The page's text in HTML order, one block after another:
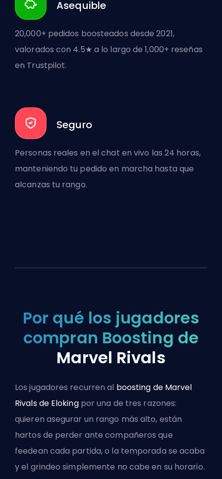
Asequible
20,000+ pedidos boosteados desde 2021,
valorados con 4.5★ a lo largo de 1,000+ reseñas
en Trustpilot.
Seguro
Personas reales en el chat en vivo las 24 horas,
manteniendo tu pedido en marcha hasta que
alcanzas tu rango.
Por qué los jugadores
compran Boosting de
Marvel Rivals
Los jugadores recurren al boosting de Marvel
Rivals de Elokingpor una de tres razones:
quieren asegurar un rango más alto, están
hartos de perder ante compañeros que
feedean cada partida, o la temporada se acaba
y el grindeo simplemente no cabe en su horario.